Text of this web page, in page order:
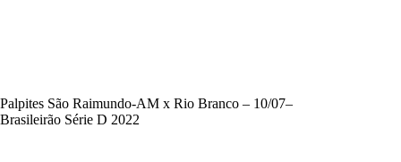
Palpites São Raimundo-AM x Rio Branco – 10/07–
Brasileirão Série D 2022